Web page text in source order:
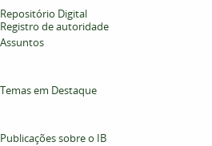
Repositório Digital
Registro de autoridade
Assuntos
Temas em Destaque
Publicações sobre o IB